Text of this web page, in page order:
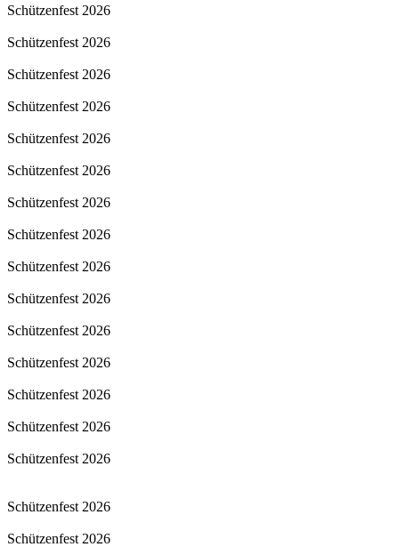
Schützenfest 2026
Schützenfest 2026
Schützenfest 2026
Schützenfest 2026
Schützenfest 2026
Schützenfest 2026
Schützenfest 2026
Schützenfest 2026
Schützenfest 2026
Schützenfest 2026
Schützenfest 2026
Schützenfest 2026
Schützenfest 2026
Schützenfest 2026
Schützenfest 2026
Schützenfest 2026
Schützenfest 2026